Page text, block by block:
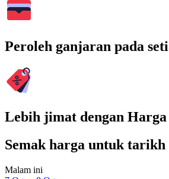
Peroleh ganjaran pada
Lebih jimat dengan
Semak harga untuk
Malam ini